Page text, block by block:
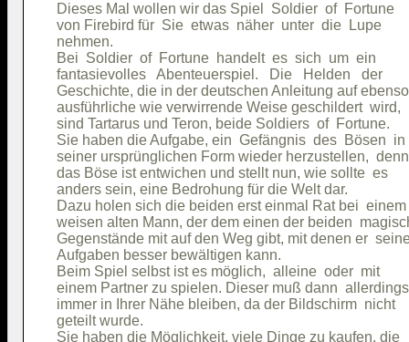
Dieses Mal wollen wir das Spiel  Soldier  of  Fortune
von Firebird für  Sie  etwas  näher  unter  die  Lupe
nehmen.
Bei  Soldier  of  Fortune  handelt  es  sich  um  ein
fantasievolles   Abenteuerspiel.   Die   Helden   der
Geschichte, die in der deutschen Anleitung auf ebenso
ausführliche wie verwirrende Weise geschildert  wird,
sind Tartarus und Teron, beide Soldiers  of  Fortune.
Sie haben die Aufgabe, ein  Gefängnis  des  Bösen  in
seiner ursprünglichen Form wieder herzustellen,  denn
das Böse ist entwichen und stellt nun, wie sollte  es
anders sein, eine Bedrohung für die Welt dar.
Dazu holen sich die beiden erst einmal Rat bei  einem
weisen alten Mann, der dem einen der beiden
Gegenstände mit auf den Weg gibt, mit denen er
Aufgaben besser bewältigen kann.
Beim Spiel selbst ist es möglich,  alleine  oder  mit
einem Partner zu spielen. Dieser muß dann  allerdings
immer in Ihrer Nähe bleiben, da der Bildschirm  nicht
geteilt wurde.
Sie haben die Möglichkeit, viele Dinge zu kaufen, die